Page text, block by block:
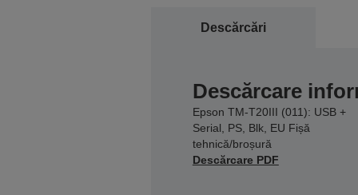
Descărcări
Descărcare
Epson TM-T20III (011): USB +
Serial, PS, Blk, EU Fișă
tehnică/broșură
Descărcare PDF